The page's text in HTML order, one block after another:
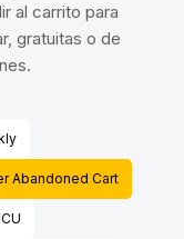
al carrito para
gratuitas o de
Abandoned Cart